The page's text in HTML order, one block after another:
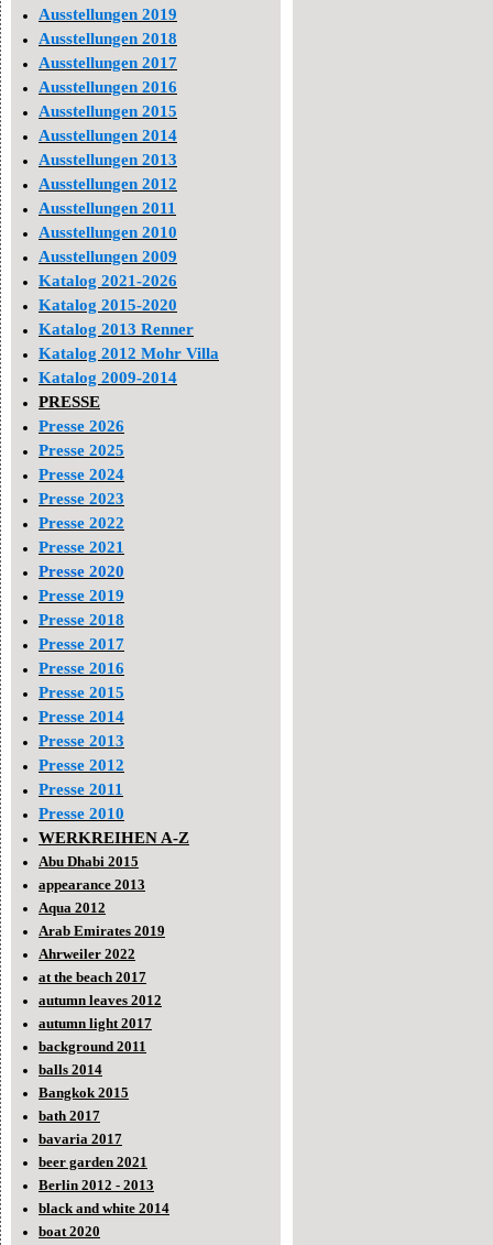
Ausstellungen 2019
Ausstellungen 2018
Ausstellungen 2017
Ausstellungen 2016
Ausstellungen 2015
Ausstellungen 2014
Ausstellungen 2013
Ausstellungen 2012
Ausstellungen 2011
Ausstellungen 2010
Ausstellungen 2009
Katalog 2021-2026
Katalog 2015-2020
Katalog 2013 Renner
Katalog 2012 Mohr Villa
Katalog 2009-2014
PRESSE
Presse 2026
Presse 2025
Presse 2024
Presse 2023
Presse 2022
Presse 2021
Presse 2020
Presse 2019
Presse 2018
Presse 2017
Presse 2016
Presse 2015
Presse 2014
Presse 2013
Presse 2012
Presse 2011
Presse 2010
WERKREIHEN A-Z
Abu Dhabi 2015
appearance 2013
Aqua 2012
Arab Emirates 2019
Ahrweiler 2022
at the beach 2017
autumn leaves 2012
autumn light 2017
background 2011
balls 2014
Bangkok 2015
bath 2017
bavaria 2017
beer garden 2021
Berlin 2012 - 2013
black and white 2014
boat 2020